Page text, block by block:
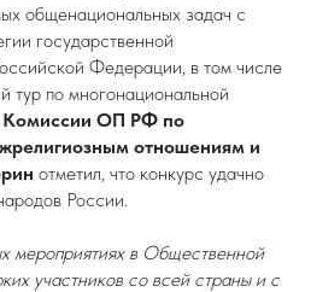
общенациональных задач с
государственной
Федерации, в том числе
тур по многонациональной
Комиссии ОП РФ по
отношениям и
отметил, что конкурс удачно
России.
мероприятиях в Общественной
участников со всей страны и с